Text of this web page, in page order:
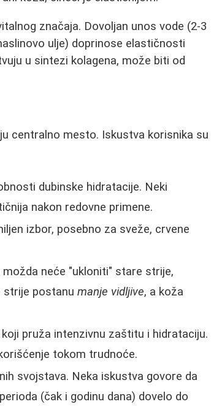
značaja. Dovoljan unos vode (2-3
ulje) doprinose elastičnosti
u sintezi kolagena, može biti od
centralno mesto. Iskustva korisnika su
dubinske hidratacije. Neki
nakon redovne primene.
izbor, posebno za sveže, crvene
neće "ukloniti" stare strije,
strije postanumanje vidljive, a koža
pruža intenzivnu zaštitu i hidrataciju.
tokom trudnoće.
svojstava. Neka iskustva govore da
(čak i godinu dana) dovelo do